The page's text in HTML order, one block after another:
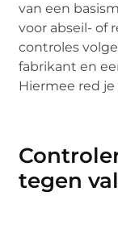
van een
voor abseil- of
controles
fabrikant en
Hiermee red
tegen